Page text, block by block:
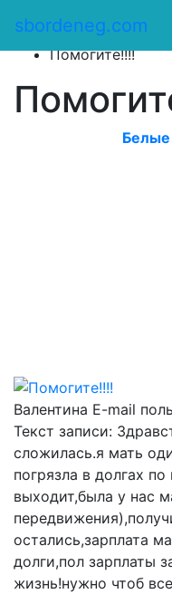
sbordeneg.com
Оказать помощь
Помогите!!!!
Белые
Ва­лентина E-mail
Текст записи:­
сложил­ась.я мать
погряз­ла в долгах
выходит,была у нас
остались,зарпл­ата
долги,пол­ зарплаты
жи­знь!нужно чтоб